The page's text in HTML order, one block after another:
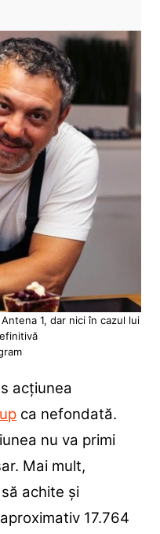
1, dar nici în cazul lui
acțiunea
ca nefondată.
nu va primi
Mai mult,
achite și
17.764